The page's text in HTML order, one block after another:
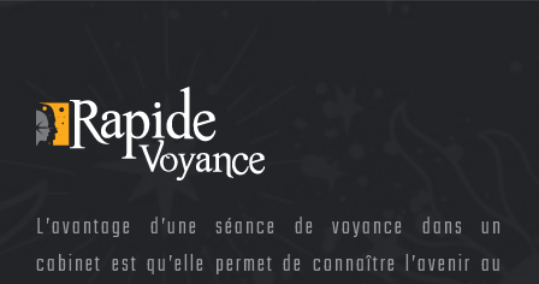
L’avantage d’une séance de voyance dans un
cabinet est qu’elle permet de connaître l’avenir au